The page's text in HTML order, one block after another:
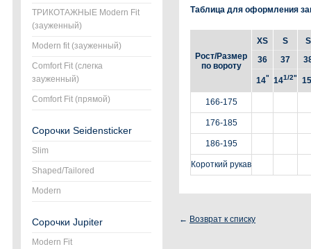
ТРИКОТАЖНЫЕ Modern Fit
(зауженный)
Modern fit (зауженный)
Comfort Fit (слегка
зауженный)
Comfort Fit (прямой)
Сорочки Seidensticker
Slim
Shaped/Tailored
Modern
Сорочки Jupiter
Modern Fit
Таблица для оформления
Рост/Размер
по вороту
XS
36
14"
S
37
141/2"
S
15
166-175
176-185
186-195
Короткий рукав
← Возврат к списку